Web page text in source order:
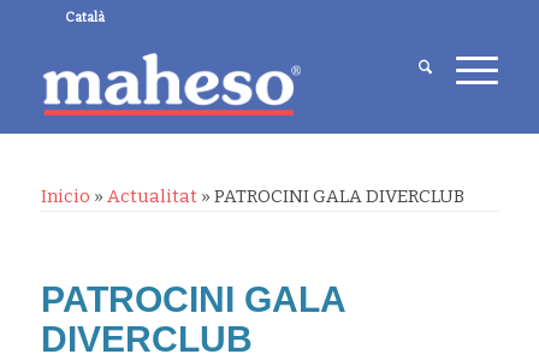
Català
Inicio » Actualitat» PATROCINI GALA DIVERCLUB
PATROCINI GALA
DIVERCLUB